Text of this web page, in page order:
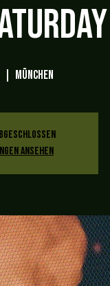
München
ansehen